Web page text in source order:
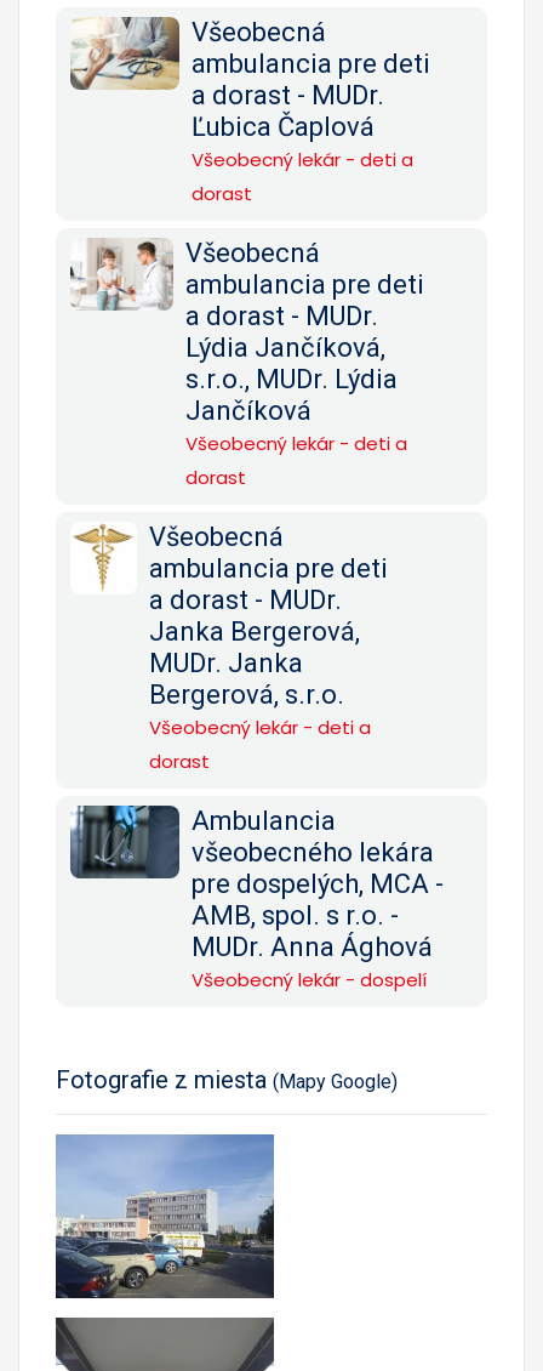
Všeobecná
ambulancia pre deti
a dorast - MUDr.
Ľubica Čaplová
Všeobecný lekár - deti a
dorast
Všeobecná
ambulancia pre deti
a dorast - MUDr.
Lýdia Jančíková,
s.r.o., MUDr. Lýdia
Jančíková
Všeobecný lekár - deti a
dorast
Všeobecná
ambulancia pre deti
a dorast - MUDr.
Janka Bergerová,
MUDr. Janka
Bergerová, s.r.o.
Všeobecný lekár - deti a
dorast
Ambulancia
všeobecného lekára
pre dospelých, MCA -
AMB, spol. s r.o. -
MUDr. Anna Ághová
Všeobecný lekár - dospelí
Fotografie z miesta (Mapy Google)